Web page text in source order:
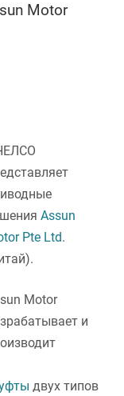
Motor
Assun
Pte Ltd.
Motor
и
двух типов